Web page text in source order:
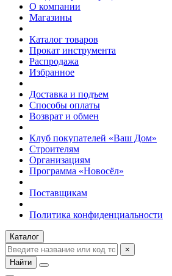
О компании
Магазины
Каталог товаров
Прокат инструмента
Распродажа
Избранное
Доставка и подъем
Способы оплаты
Возврат и обмен
Клуб покупателей «Ваш Дом»
Строителям
Организациям
Программа «Новосёл»
Поставщикам
Политика конфиденциальности
Каталог
×
Найти